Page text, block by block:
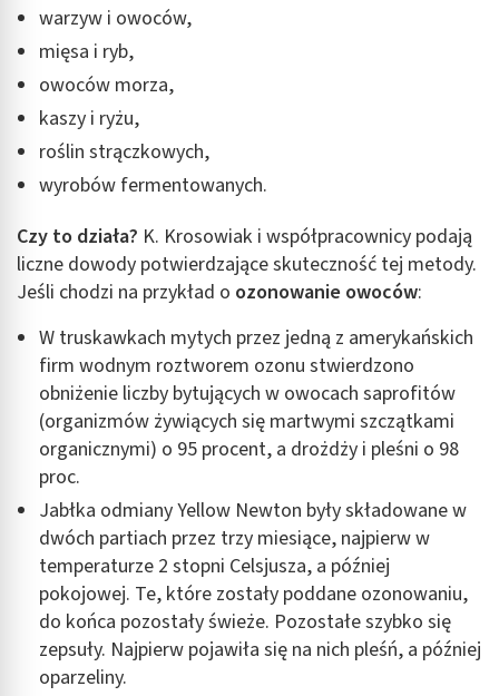
warzyw i owoców,
mięsa i ryb,
owoców morza,
kaszy i ryżu,
roślin strączkowych,
wyrobów fermentowanych.
Czy to działa? K. Krosowiak i współpracownicy podają
liczne dowody potwierdzające skuteczność tej metody.
Jeśli chodzi na przykład o ozonowanie owoców:
W truskawkach mytych przez jedną z amerykańskich
firm wodnym roztworem ozonu stwierdzono
obniżenie liczby bytujących w owocach saprofitów
(organizmów żywiących się martwymi szczątkami
organicznymi) o 95 procent, a drożdży i pleśni o 98
proc.
Jabłka odmiany Yellow Newton były składowane w
dwóch partiach przez trzy miesiące, najpierw w
temperaturze 2 stopni Celsjusza, a później
pokojowej. Te, które zostały poddane ozonowaniu,
do końca pozostały świeże. Pozostałe szybko się
zepsuły. Najpierw pojawiła się na nich pleśń, a później
oparzeliny.